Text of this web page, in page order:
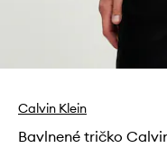
Calvin Klein
Bavlnené tričko